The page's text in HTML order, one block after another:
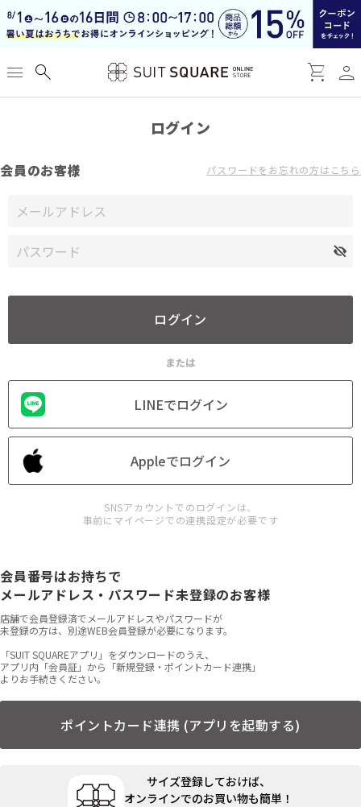
menu search shopping_cart person
ログイン
会員のお客様 パスワードをお忘れの方はこちら
または
LINEでログイン
Appleでログイン
SNSアカウントでのログインは、
事前にマイページでの連携設定が必要です
会員番号はお持ちで
メールアドレス・パスワード未登録のお客様
店舗で会員登録済でメールアドレスやパスワードが
未登録の方は、別途WEB会員登録が必要になります。
「SUIT SQUAREアプリ」をダウンロードのうえ、
アプリ内「会員証」から「新規登録・ポイントカード連携」
よりお手続きください。
ポイントカード連携 (アプリを起動する)
サイズ登録しておけば、
オンラインでのお買い物も簡単！